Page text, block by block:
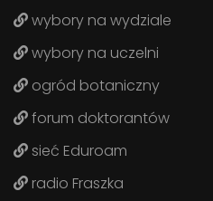
wybory na wydziale
wybory na uczelni
ogród botaniczny
forum doktorantów
sieć Eduroam
radio Fraszka